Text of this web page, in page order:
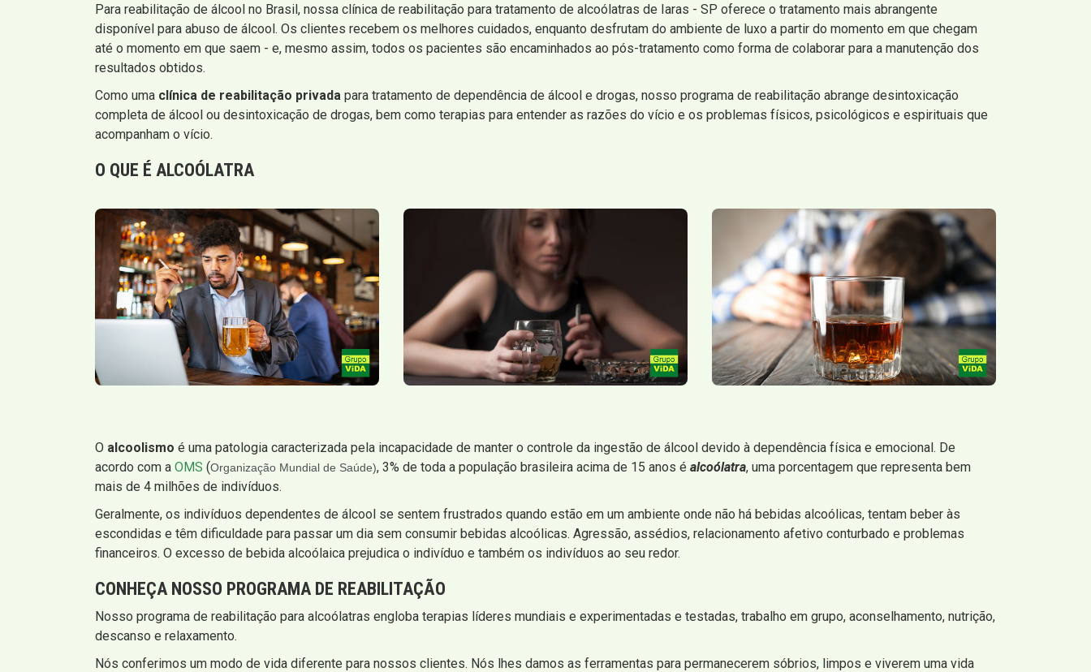
Para reabilitação de álcool no Brasil, nossa clínica de reabilitação para tratamento de alcoólatras de Iaras - SP oferece o tratamento mais abrangente
disponível para abuso de álcool. Os clientes recebem os melhores cuidados, enquanto desfrutam do ambiente de luxo a partir do momento em que chegam
até o momento em que saem - e, mesmo assim, todos os pacientes são encaminhados ao pós-tratamento como forma de colaborar para a manutenção dos
resultados obtidos.
Como uma clínica de reabilitação privada para tratamento de dependência de álcool e drogas, nosso programa de reabilitação abrange desintoxicação
completa de álcool ou desintoxicação de drogas, bem como terapias para entender as razões do vício e os problemas físicos, psicológicos e espirituais que
acompanham o vício.
O QUE É ALCOÓLATRA
O alcoolismo é uma patologia caracterizada pela incapacidade de manter o controle da ingestão de álcool devido à dependência física e emocional. De
acordo com a OMS (Organização Mundial de Saúde), 3% de toda a população brasileira acima de 15 anos é alcoólatra, uma porcentagem que representa bem
mais de 4 milhões de indivíduos.
Geralmente, os indivíduos dependentes de álcool se sentem frustrados quando estão em um ambiente onde não há bebidas alcoólicas, tentam beber às
escondidas e têm dificuldade para passar um dia sem consumir bebidas alcoólicas. Agressão, assédios, relacionamento afetivo conturbado e problemas
financeiros. O excesso de bebida alcoólaica prejudica o indivíduo e também os indivíduos ao seu redor.
CONHEÇA NOSSO PROGRAMA DE REABILITAÇÃO
Nosso programa de reabilitação para alcoólatras engloba terapias líderes mundiais e experimentadas e testadas, trabalho em grupo, aconselhamento, nutrição,
descanso e relaxamento.
Nós conferimos um modo de vida diferente para nossos clientes. Nós lhes damos as ferramentas para permanecerem sóbrios, limpos e viverem uma vida